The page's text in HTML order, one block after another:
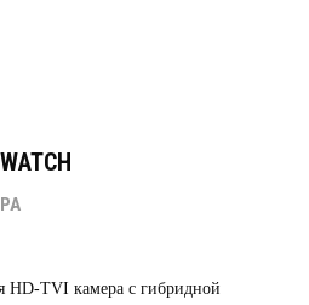
HD-TVI камера с гибридной